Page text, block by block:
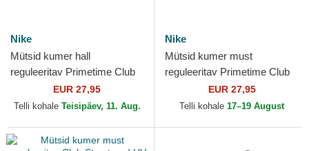
Nike
Mütsid kumer hall
reguleeritav Primetime Club
Structured UV Poly Ripstop
Los Angeles Dodgers MLB...
EUR 27,95
Telli kohale Teisipäev, 11. Aug.
Nike
Mütsid kumer must
reguleeritav Primetime Club
Structured UV Poly Ripstop
Los Angeles Dodgers MLB...
EUR 27,95
Telli kohale 17–19 August